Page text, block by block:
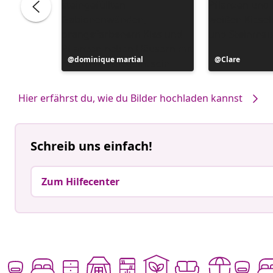
Beitrag
veröffentlicht
dominique martial
Beitrag
veröffentlicht
Clare
Hier erfährst du, wie du Bilder hochladen kannst
Schreib uns einfach!
Zum Hilfecenter